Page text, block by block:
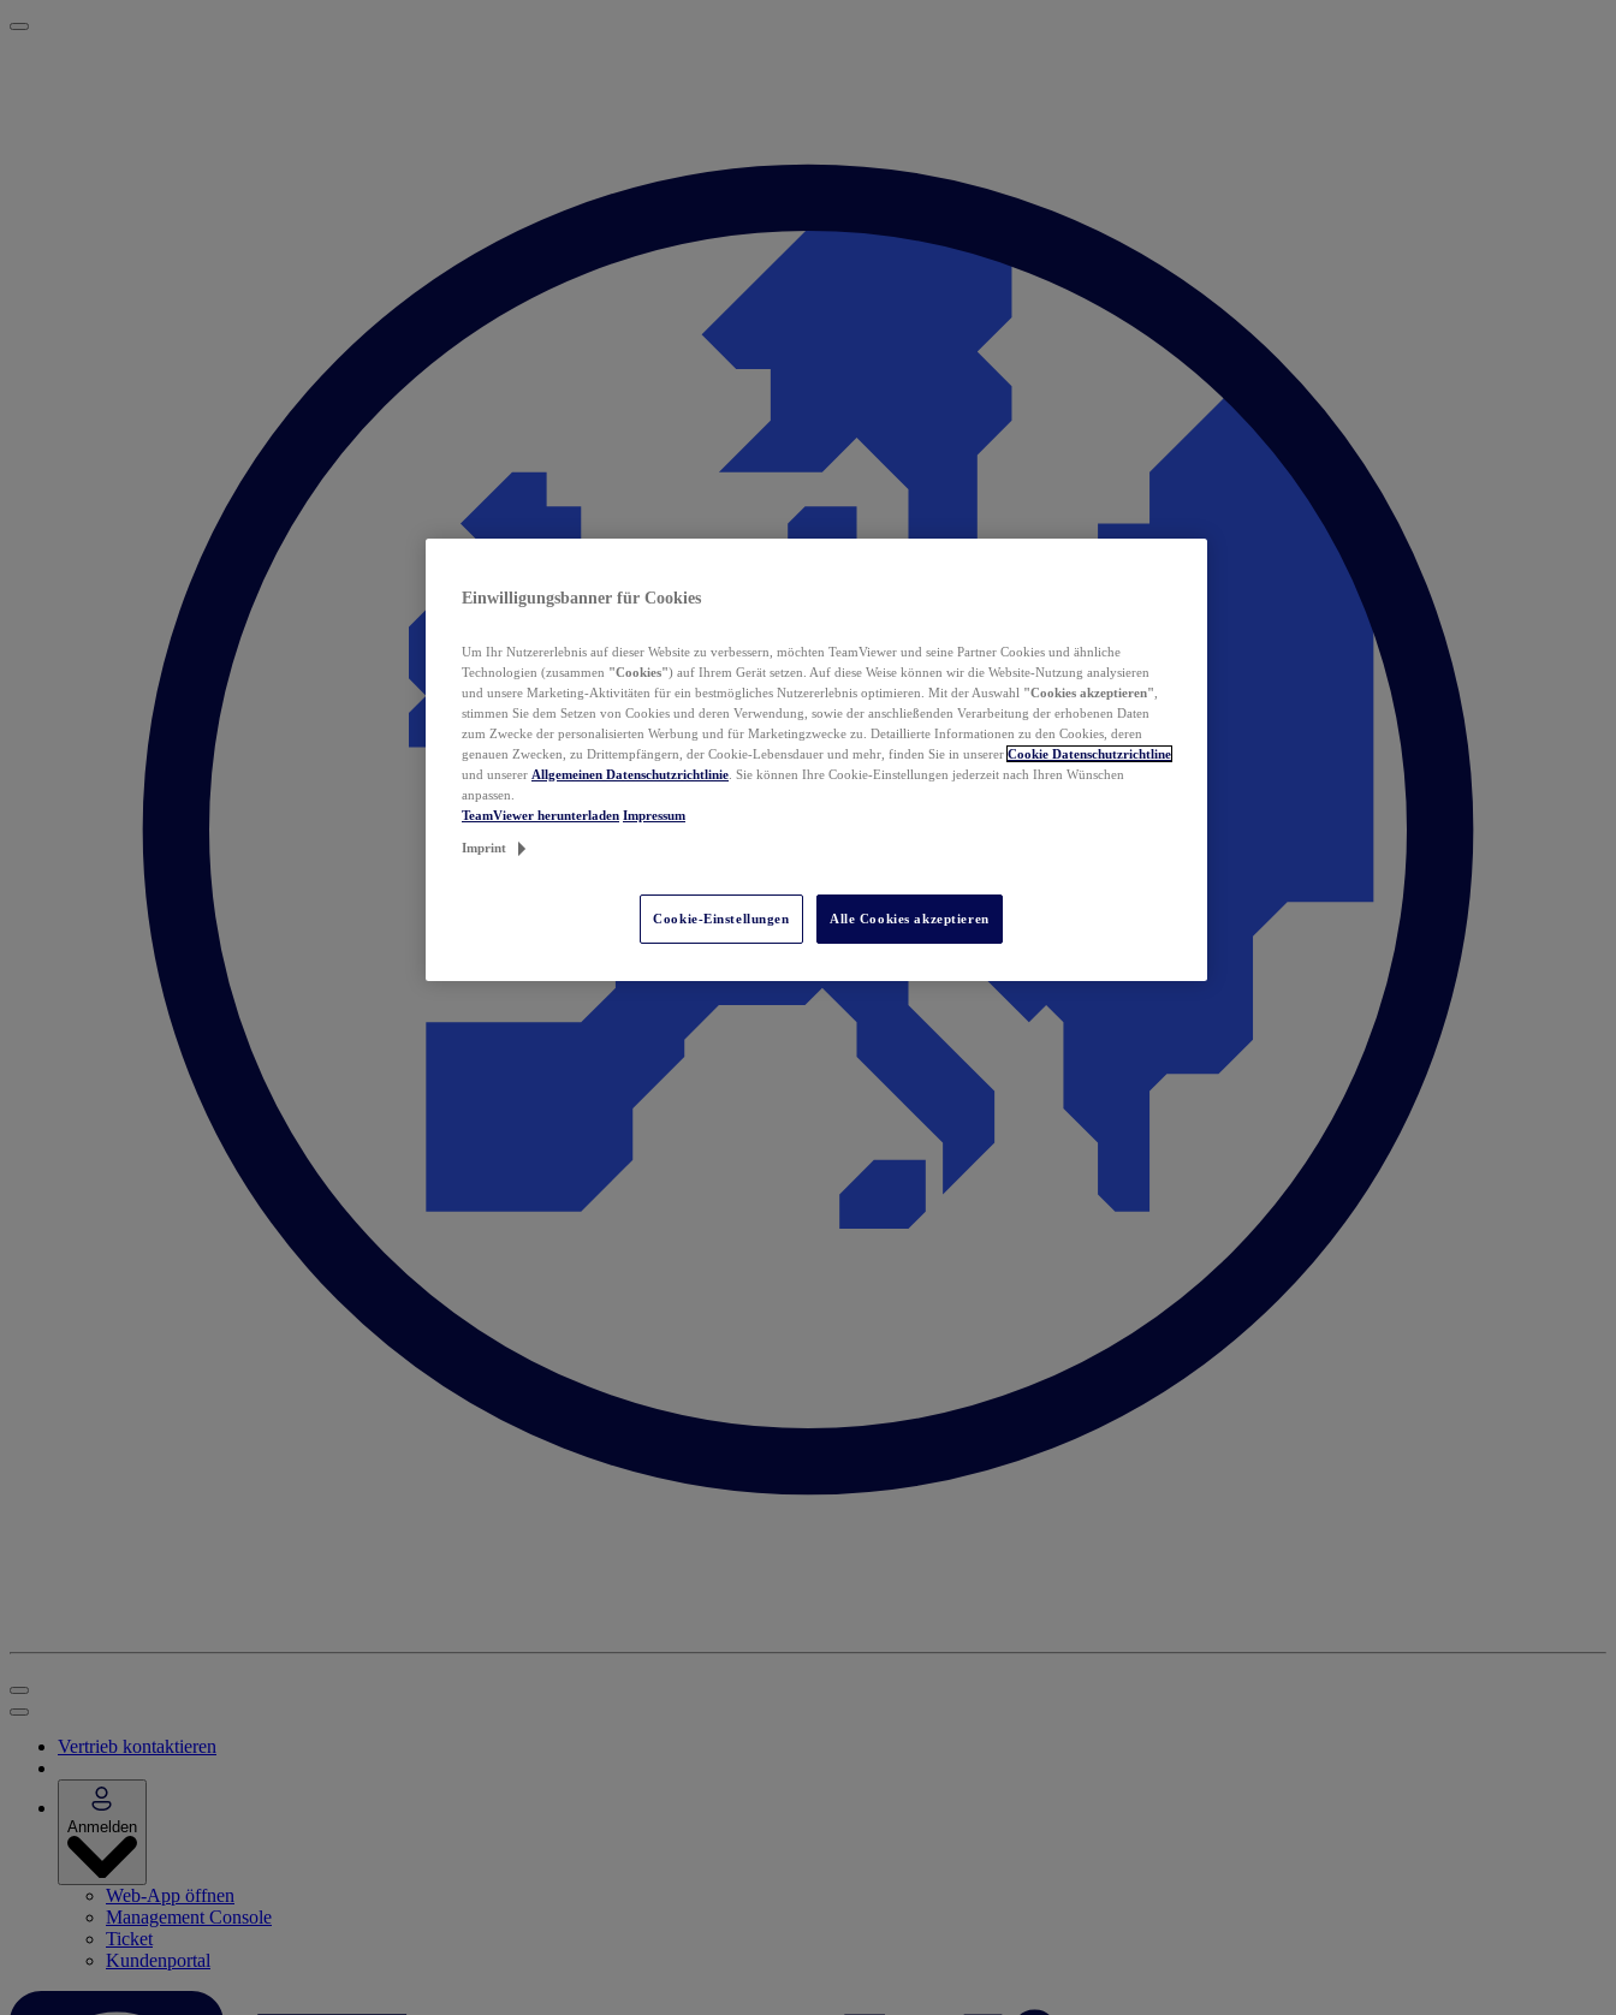
Vertrieb kontaktieren
Anmelden
Web-App öffnen
Management Console
Ticket
Kundenportal
Einwilligungsbanner für Cookies
Um Ihr Nutzererlebnis auf dieser Website zu verbessern, möchten TeamViewer und seine Partner Cookies und ähnliche
Technologien (zusammen "Cookies") auf Ihrem Gerät setzen. Auf diese Weise können wir die Website-Nutzung analysieren
und unsere Marketing-Aktivitäten für ein bestmögliches Nutzererlebnis optimieren. Mit der Auswahl "Cookies akzeptieren"
stimmen Sie dem Setzen von Cookies und deren Verwendung, sowie der anschließenden Verarbeitung der erhobenen Daten
zum Zwecke der personalisierten Werbung und für Marketingzwecke zu. Detaillierte Informationen zu den Cookies, deren
genauen Zwecken, zu Drittempfängern, der Cookie-Lebensdauer und mehr, finden Sie in unserer Cookie Datenschutzrichtline
und unserer Allgemeinen Datenschutzrichtlinie . Sie können Ihre Cookie-Einstellungen jederzeit nach Ihren Wünschen
anpassen.
TeamViewer herunterladen Impressum
Imprint
Cookie-Einstellungen Alle Cookies akzeptieren